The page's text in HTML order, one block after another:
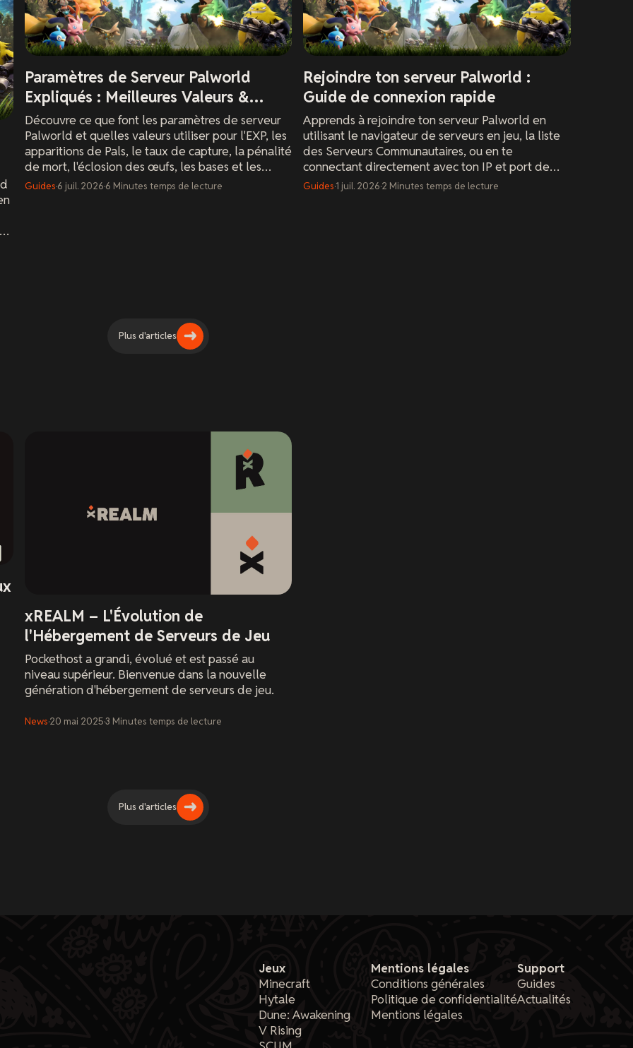
Paramètres de Serveur Palworld
Expliqués : Meilleures Valeurs &
Astuces
Découvre ce que font les paramètres de serveur
Palworld et quelles valeurs utiliser pour l'EXP, les
apparitions de Pals, le taux de capture, la pénalité
de mort, l'éclosion des œufs, les bases et les
performances.
Guides·6 juil. 2026·6 Minutes temps de lecture
Rejoindre ton serveur Palworld :
Guide de connexion rapide
Apprends à rejoindre ton serveur Palworld en
utilisant le navigateur de serveurs en jeu, la liste
des Serveurs Communautaires, ou en te
connectant directement avec ton IP et port de
serveur.
Guides·1 juil. 2026·2 Minutes temps de lecture
Plus d'articles
xREALM – L'Évolution de
l'Hébergement de Serveurs de Jeu
Pockethost a grandi, évolué et est passé au
niveau supérieur. Bienvenue dans la nouvelle
génération d'hébergement de serveurs de jeu.
News·20 mai 2025·3 Minutes temps de lecture
Plus d'articles
Jeux
Minecraft
Hytale
Dune: Awakening
V Rising
Mentions légales
Conditions générales
Politique de confidentialité
Mentions légales
Support
Guides
Actualités